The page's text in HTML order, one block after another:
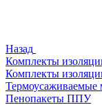
Назад
Комплекты
Комплекты
Пенопакеты ППУ